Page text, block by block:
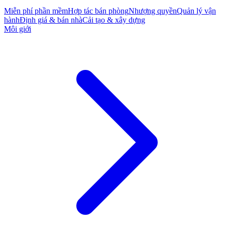
Miễn phí phần mềmHợp tác bán phòngNhượng quyềnQuản lý vận
hànhĐịnh giá & bán nhàCải tạo & xây dựng
Môi giới